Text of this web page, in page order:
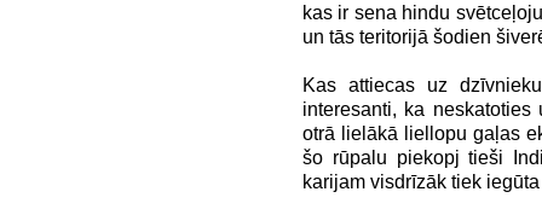
kas ir sena hindu
un tās teritorijā šodien
Kas attiecas uz
interesanti, ka
otrā lielākā liellopu gaļas
šo rūpalu piekopj tieši
karijam visdrīzāk tiek